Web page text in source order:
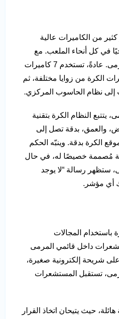
من الكاميرات عالية
في كل أنحاء الملعب. مع
التركيز على منطقتي المرمى. عادةً، تستخدم 7 كاميرات
الكرة من زوايا مختلفة، ثم
إلى نظام الحاسوب المركزي.
النظام الكرة بتقنية
والعمق، بدقة تصل إلى
الكرة بدقة. وينبّه الحكم
مُصممة خصيصًا له، في حال
ستظهر رسالة “لا يوجد
أي مؤشر.
داخل قائمي المرمى
شريحة إلكترونية صغيرة،
تستقبل المستشعرات
حيث يتيحان اتخاذ القرار